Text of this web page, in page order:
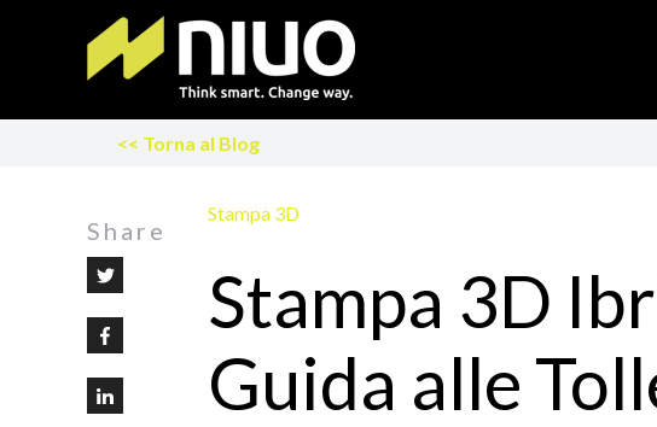
<< Torna al Blog
Stampa 3D
Stampa 3D
Guida alle
Share